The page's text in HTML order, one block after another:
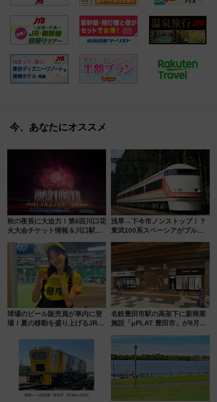
今、あなたにオススメ
秋の夜長に大迫力！第6回川口花
火大会チケット情報＆川口駅か
浅草→下今市ノンストップ！？
東武100系スペーシアがブルー
ー当時の停車駅」を再現 運転
時刻や特急券の買い方を紹介
球場のビール販売員が車内に登
場！夏の移動を盛り上げるJR九
月7日限定 ソフトバンクホーク
スとコラボ
名鉄豊田市駅の高架下に新商業
施設「μPLAT 豊田市」が8月26
たな玄関口へ